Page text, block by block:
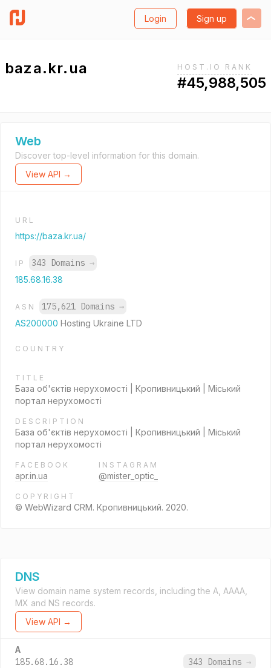
Login Sign up
baza.kr.ua HOST.IO RANK
#45,988,505
Web
Discover top-level information for this domain.
View API →
URL
https://baza.kr.ua/
IP 343 Domains →
185.68.16.38
ASN 175,621 Domains →
AS200000 Hosting Ukraine LTD
COUNTRY
TITLE
База об'єктів нерухомості | Кропивницький | Міський
портал нерухомості
DESCRIPTION
База об'єктів нерухомості | Кропивницький | Міський
портал нерухомості
FACEBOOK
apr.in.ua
INSTAGRAM
@mister_optic_
COPYRIGHT
© WebWizard CRM. Кропивницький. 2020.
DNS
View domain name system records, including the A, AAAA,
MX and NS records.
View API →
A
185.68.16.38 343 Domains →